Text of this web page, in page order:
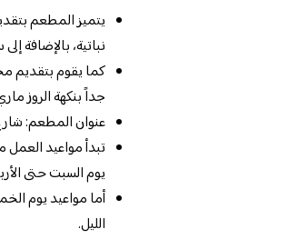
يتميز المطعم
نباتية، بالإضافة
كما يقوم بتقديم
جداً بنكهة الروز
عنوان المطعم: شارع
تبدأ مواعيد
يوم السبت حتى
أما مواعيد يوم
الليل.